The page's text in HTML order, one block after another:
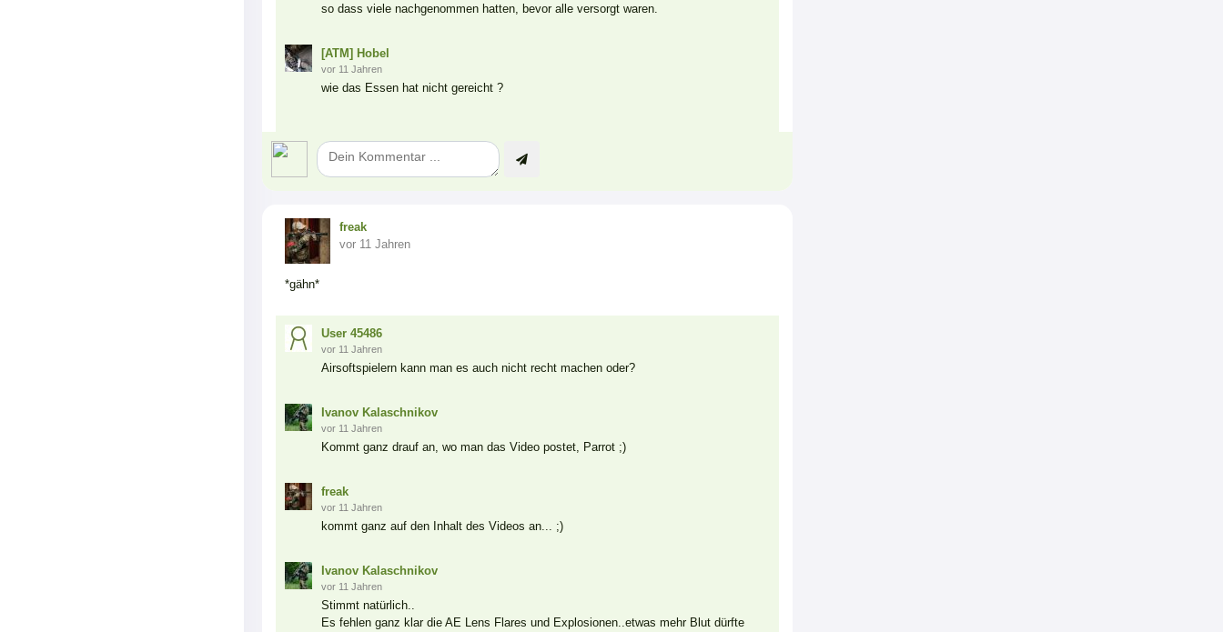
so dass viele nachgenommen hatten, bevor alle versorgt waren.
[ATM] Hobel
vor 11 Jahren
wie das Essen hat nicht gereicht ?
freak
vor 11 Jahren
*gähn*
User 45486
vor 11 Jahren
Airsoftspielern kann man es auch nicht recht machen oder?
Ivanov Kalaschnikov
vor 11 Jahren
Kommt ganz drauf an, wo man das Video postet, Parrot ;)
freak
vor 11 Jahren
kommt ganz auf den Inhalt des Videos an... ;)
Ivanov Kalaschnikov
vor 11 Jahren
Stimmt natürlich..
Es fehlen ganz klar die AE Lens Flares und Explosionen..etwas mehr Blut dürfte